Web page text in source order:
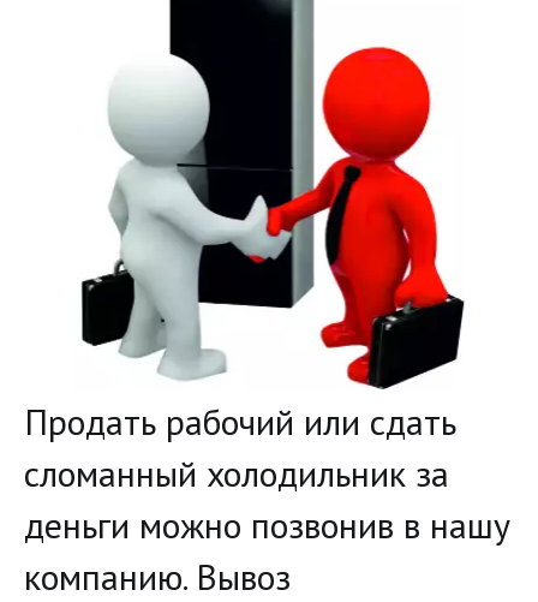
­Продать рабочий или сдать
сломанный холодильник за
деньги можно позвонив в нашу
компанию. Вывоз